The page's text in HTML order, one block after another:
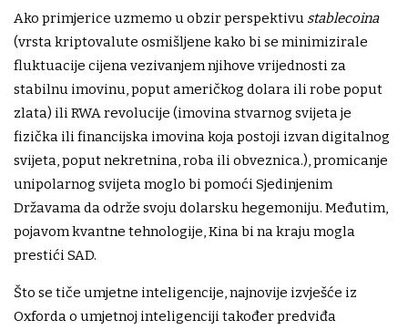
Ako primjerice uzmemo u obzir perspektivu stablecoina
(vrsta kriptovalute osmišljene kako bi se minimizirale
fluktuacije cijena vezivanjem njihove vrijednosti za
stabilnu imovinu, poput američkog dolara ili robe poput
zlata) ili RWA revolucije (imovina stvarnog svijeta je
fizička ili financijska imovina koja postoji izvan digitalnog
svijeta, poput nekretnina, roba ili obveznica.), promicanje
unipolarnog svijeta moglo bi pomoći Sjedinjenim
Državama da održe svoju dolarsku hegemoniju. Međutim,
pojavom kvantne tehnologije, Kina bi na kraju mogla
prestići SAD.
Što se tiče umjetne inteligencije, najnovije izvješće iz
Oxforda o umjetnoj inteligenciji također predviđa